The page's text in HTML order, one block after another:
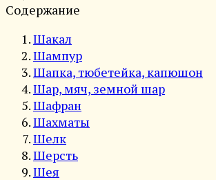
Содержание
Шакал
Шампур
Шапка, тюбетейка, капюшон
Шар, мяч, земной шар
Шафран
Шахматы
Шелк
Шерсть
Шея